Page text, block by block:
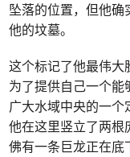
坠落的位置，但他确
他的坟墓。
这个标记了他最伟大
为了提供自己一个
广大水域中央的一个
他在这里竖立了两
佛有一条巨龙正在